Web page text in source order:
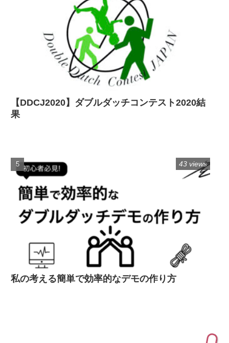
【DDCJ2020】ダブルダッチコンテスト2020結
果
私の考える簡単で効率的なデモの作り方
43 views